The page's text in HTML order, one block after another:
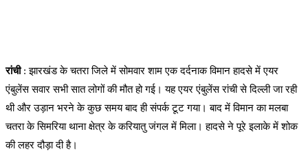
रांची: झारखंड के चतरा जिले में सोमवार शाम एक दर्दनाक विमान हादसे में एयर
एंबुलेंस सवार सभी सात लोगों की मौत हो गई। यह एयर एंबुलेंस रांची से दिल्ली जा रही
थी और उड़ान भरने के कुछ समय बाद ही संपर्क टूट गया। बाद में विमान का मलबा
चतरा के सिमरिया थाना क्षेत्र के करियातु जंगल में मिला। हादसे ने पूरे इलाके में शोक
की लहर दौड़ा दी है।